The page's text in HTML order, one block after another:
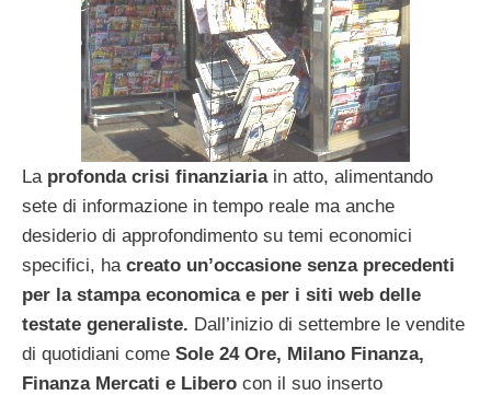
La profonda crisi finanziariain atto, alimentando
sete di informazione in tempo reale ma anche
desiderio di approfondimento su temi economici
specifici, hacreato un’occasione senza precedenti
per la stampa economica e per i siti web delle
testate generaliste. Dall’inizio di settembre le vendite
di quotidiani come Sole 24 Ore, Milano Finanza,
Finanza Mercati e Libero con il suo inserto